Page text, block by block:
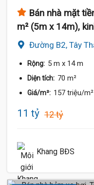
Bán nhà mặt
m² (5m x 14m),
Đường B2, Tây
Rộng: 5 m x 14 m
Diện tích: 70 m²
Giá/m²: 157 triệu/m²
11 tỷ 12 tỷ
Khang BĐS